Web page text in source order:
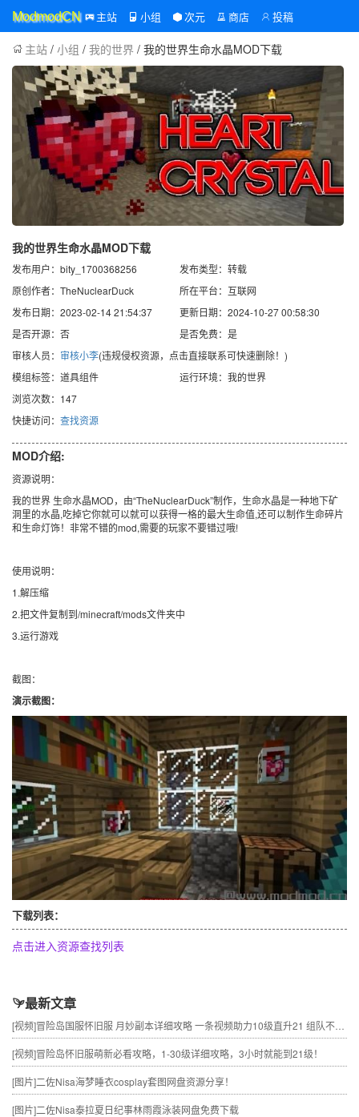
ModmodCN 主站 小组 次元 商店 投稿
主站 / 小组 / 我的世界 / 我的世界生命水晶MOD下载
我的世界生命水晶MOD下载
发布用户：bity_1700368256
发布类型：转载
原创作者：TheNuclearDuck
所在平台：互联网
发布日期：2023-02-14 21:54:37
更新日期：2024-10-27 00:58:30
是否开源：否
是否免费：是
审核人员： 审核小李(违规侵权资源，点击直接联系可快速删除！)
模组标签：道具组件
运行环境：我的世界
浏览次数：147
快捷访问： 查找资源
MOD介绍:
资源说明：
我的世界 生命水晶MOD，由“TheNuclearDuck”制作，生命水晶是一种地下矿
洞里的水晶,吃掉它你就可以就可以获得一格的最大生命值,还可以制作生命碎片
和生命灯饰！非常不错的mod,需要的玩家不要错过哦!
使用说明：
1.解压缩
2.把文件复制到/minecraft/mods文件夹中
3.运行游戏
截图：
演示截图：
下载列表：
点击进入资源查找列表
最新文章
[视频]冒险岛国服怀旧服 月妙副本详细攻略 一条视频助力10级直升21 组队不求人
[视频]冒险岛怀旧服萌新必看攻略，1-30级详细攻略，3小时就能到21级！
[图片]二佐Nisa海梦睡衣cosplay套图网盘资源分享！
[图片]二佐Nisa泰拉夏日纪事林雨霞泳装网盘免费下载